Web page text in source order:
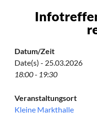
Datum/Zeit
Date(s) - 25.03.2026
18:00 - 19:30
Veranstaltungsort
Kleine Markthalle